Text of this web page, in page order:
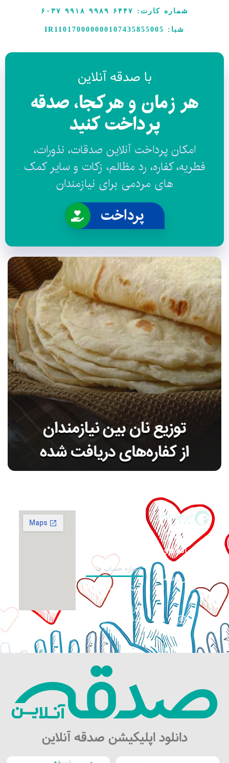
شماره کارت: ۶۴۴۷ ۹۹۸۹ ۹۹۱۸ ۶۰۳۷
شبا: IR110170000000107435855005
با صدقه آنلاین
هر زمان و هرکجا، صدقه
پرداخت کنید
امکان پرداخت آنلاین صدقات، نذورات،
فطریه، کفاره، رد مظالم، زکات و سایر کمک
های مردمی برای نیازمندان
پرداخت
حمایت از
خانواده‌های
نیازمند و
بی‌سرپرست
شماره حساب ها
همکاری داوطلبانه
طراحی سایت:
کوثرگرافیک
دانلود اپلیکیشن صدقه آنلاین